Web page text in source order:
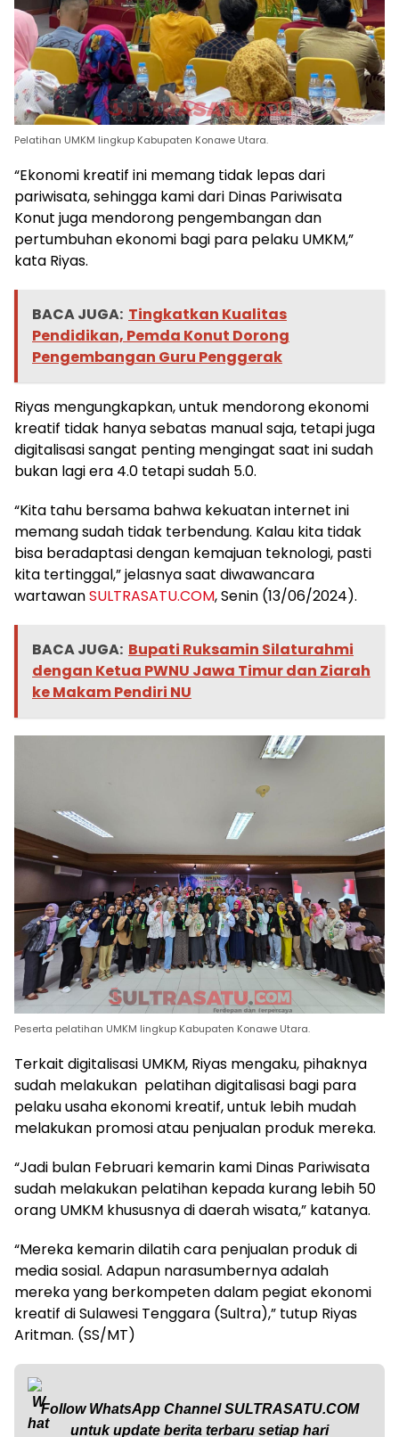
Pelatihan UMKM lingkup Kabupaten Konawe Utara.
“Ekonomi kreatif ini memang tidak lepas dari
pariwisata, sehingga kami dari Dinas Pariwisata
Konut juga mendorong pengembangan dan
pertumbuhan ekonomi bagi para pelaku UMKM,”
kata Riyas.
BACA JUGA: Tingkatkan Kualitas
Pendidikan, Pemda Konut Dorong
Pengembangan Guru Penggerak
Riyas mengungkapkan, untuk mendorong ekonomi
kreatif tidak hanya sebatas manual saja, tetapi juga
digitalisasi sangat penting mengingat saat ini sudah
bukan lagi era 4.0 tetapi sudah 5.0.
“Kita tahu bersama bahwa kekuatan internet ini
memang sudah tidak terbendung. Kalau kita tidak
bisa beradaptasi dengan kemajuan teknologi, pasti
kita tertinggal,” jelasnya saat diwawancara
wartawanSULTRASATU.COM, Senin (13/06/2024).
BACA JUGA: Bupati Ruksamin Silaturahmi
dengan Ketua PWNU Jawa Timur dan Ziarah
ke Makam Pendiri NU
Peserta pelatihan UMKM lingkup Kabupaten Konawe Utara.
Terkait digitalisasi UMKM, Riyas mengaku, pihaknya
sudah melakukan pelatihan digitalisasi bagi para
pelaku usaha ekonomi kreatif, untuk lebih mudah
melakukan promosi atau penjualan produk mereka.
“Jadi bulan Februari kemarin kami Dinas Pariwisata
sudah melakukan pelatihan kepada kurang lebih 50
orang UMKM khususnya di daerah wisata,” katanya.
“Mereka kemarin dilatih cara penjualan produk di
media sosial. Adapun narasumbernya adalah
mereka yang berkompeten dalam pegiat ekonomi
kreatif di Sulawesi Tenggara (Sultra),” tutup Riyas
Aritman. (SS/MT)
Follow WhatsApp ChannelSULTRASATU.COM
untuk update berita terbaru setiap hari